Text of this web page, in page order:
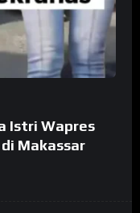
Istri Wapres
Makassar